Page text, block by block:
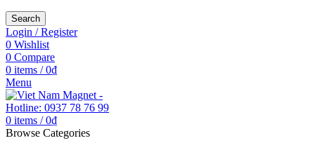
Search
Login / Register
0 Wishlist
0 Compare
0 items / 0₫
Menu
0 items / 0₫
Browse Categories